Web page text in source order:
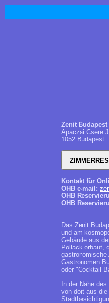
Zenit Budapest
Apaczai Csere
1052 Budapest
Kontakt für
OHB e-mail:
OHB
OHB
Das Zenit
und am
Gebäude aus
Pollack erbaut,
gastronomische
Gastronomen
oder "Cocktail
In der Nähe
von dort aus